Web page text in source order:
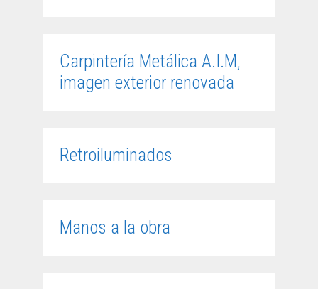
Carpintería Metálica A.I.M,
imagen exterior renovada
Retroiluminados
Manos a la obra